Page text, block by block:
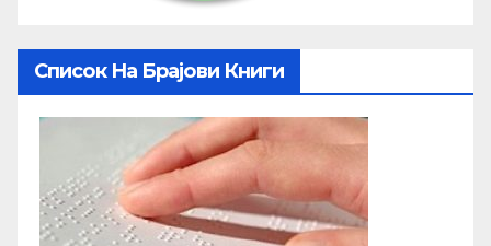
Список На Брајови Книги